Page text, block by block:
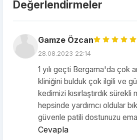
Değerlendirmeler
Gamze Özcan
28.08.2023 22:14
1 yılı geçti Bergama'da çok
kliniğini bulduk çok ilgili ve
kedimizi kısırlaştırdık sürekli
hepsinde yardımcı oldular
güvenle patili dostunuzu
Cevapla